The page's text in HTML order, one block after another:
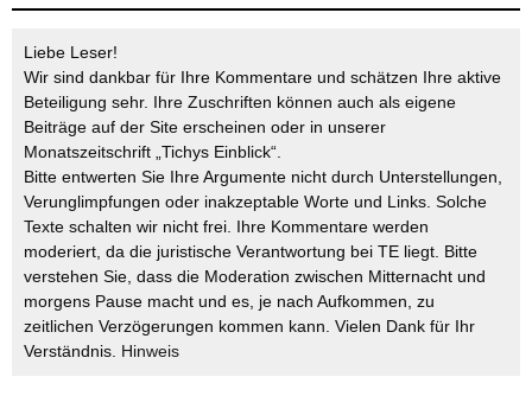
Liebe Leser!
Wir sind dankbar für Ihre Kommentare und schätzen Ihre aktive
Beteiligung sehr. Ihre Zuschriften können auch als eigene
Beiträge auf der Site erscheinen oder in unserer
Monatszeitschrift „Tichys Einblick“.
Bitte entwerten Sie Ihre Argumente nicht durch Unterstellungen,
Verunglimpfungen oder inakzeptable Worte und Links. Solche
Texte schalten wir nicht frei. Ihre Kommentare werden
moderiert, da die juristische Verantwortung bei TE liegt. Bitte
verstehen Sie, dass die Moderation zwischen Mitternacht und
morgens Pause macht und es, je nach Aufkommen, zu
zeitlichen Verzögerungen kommen kann. Vielen Dank für Ihr
Verständnis. Hinweis